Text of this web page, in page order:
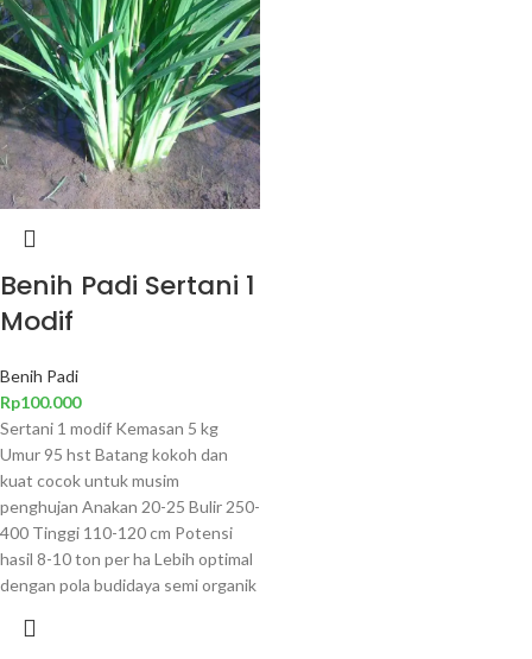
Benih Padi Sertani 1
Modif
Benih Padi
Rp100.000
Sertani 1 modif Kemasan 5 kg
Umur 95 hst Batang kokoh dan
kuat cocok untuk musim
penghujan Anakan 20-25 Bulir 250-
400 Tinggi 110-120 cm Potensi
hasil 8-10 ton per ha Lebih optimal
dengan pola budidaya semi organik